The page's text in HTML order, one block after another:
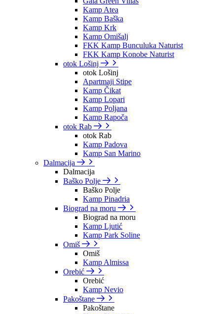
Kamp Atea
Kamp Baška
Kamp Krk
Kamp Omišalj
FKK Kamp Bunculuka Naturist
FKK Kamp Konobe Naturist
otok Lošinj
otok Lošinj
Apartmaji Stipe
Kamp Čikat
Kamp Lopari
Kamp Poljana
Kamp Rapoča
otok Rab
otok Rab
Kamp Padova
Kamp San Marino
Dalmacija
Dalmacija
Baško Polje
Baško Polje
Kamp Pinadria
Biograd na moru
Biograd na moru
Kamp Ljutić
Kamp Park Soline
Omiš
Omiš
Kamp Almissa
Orebić
Orebić
Kamp Nevio
Pakoštane
Pakoštane